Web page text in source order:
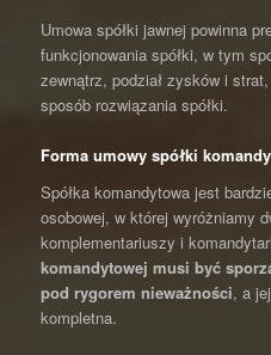
Umowa spółki jawnej powinna
funkcjonowania spółki, w tym
zewnątrz, podział zysków i
sposób rozwiązania spółki.
Forma umowy spółki
Spółka komandytowa jest
osobowej, w której wyróżniamy
komplementariuszy i
komandytowej musi być
pod rygorem nieważności, a
kompletna.